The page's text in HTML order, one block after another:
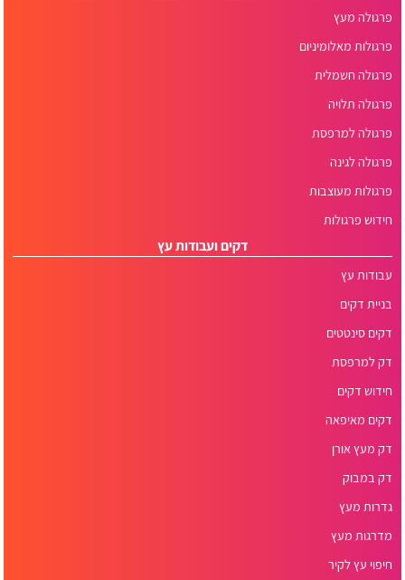
פרגולה מעץ
פרגולות מאלומיניום
פרגולה חשמלית
פרגולה תלויה
פרגולה למרפסת
פרגולה לגינה
פרגולות מעוצבות
חידוש פרגולות
דקים ועבודות עץ
עבודות עץ
בניית דקים
דקים סינטטים
דק למרפסת
חידוש דקים
דקים מאיפאה
דק מעץ אורן
דק במבוק
גדרות מעץ
מדרגות מעץ
חיפוי עץ לקיר